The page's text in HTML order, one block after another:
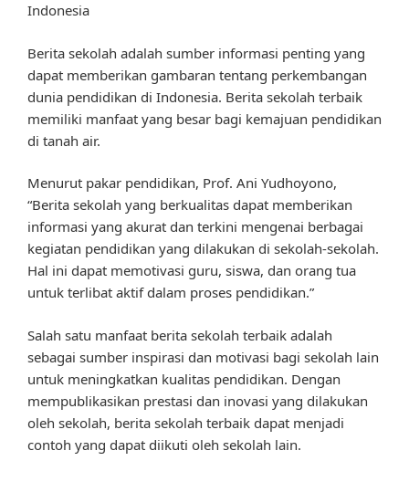
Indonesia
Berita sekolah adalah sumber informasi penting yang
dapat memberikan gambaran tentang perkembangan
dunia pendidikan di Indonesia. Berita sekolah terbaik
memiliki manfaat yang besar bagi kemajuan pendidikan
di tanah air.
Menurut pakar pendidikan, Prof. Ani Yudhoyono,
“Berita sekolah yang berkualitas dapat memberikan
informasi yang akurat dan terkini mengenai berbagai
kegiatan pendidikan yang dilakukan di sekolah-sekolah.
Hal ini dapat memotivasi guru, siswa, dan orang tua
untuk terlibat aktif dalam proses pendidikan.”
Salah satu manfaat berita sekolah terbaik adalah
sebagai sumber inspirasi dan motivasi bagi sekolah lain
untuk meningkatkan kualitas pendidikan. Dengan
mempublikasikan prestasi dan inovasi yang dilakukan
oleh sekolah, berita sekolah terbaik dapat menjadi
contoh yang dapat diikuti oleh sekolah lain.